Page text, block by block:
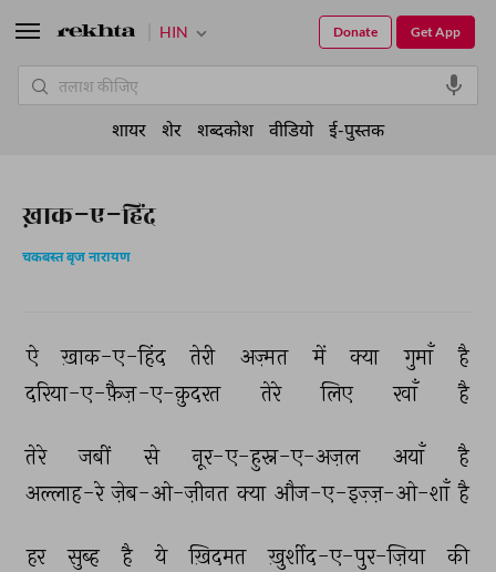
ख़ाक-ए-हिंद
चकबस्त बृज नारायण
ऐ ख़ाक-ए-हिंद तेरी अज़्मत में क्या गुमाँ
है
दरिया-ए-फ़ैज़-ए-क़ुदरत
तेरे लिए रवाँ है
तेरे जबीं से नूर-ए-हुस्न-ए-अज़ल अयाँ
है
अल्लाह-रे ज़ेब-ओ-ज़ीनत क्या औज-ए-इज़्ज़-ओ-शाँ है
हर सुब्ह है ये ख़िदमत ख़ुर्शीद-ए-पुर-ज़िया
की
HIN Get App
Donate
शायर शेर शब्दकोश वीडियो ई-पुस्तक